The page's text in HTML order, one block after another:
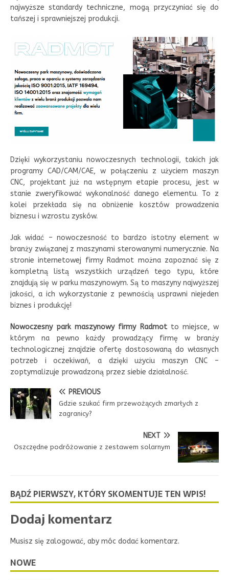
najwyższe standardy techniczne, mogą przyczyniać się do
tańszej i sprawniejszej produkcji.
Dzięki wykorzystaniu nowoczesnych technologii, takich jak
programy CAD/CAM/CAE, w połączeniu z użyciem maszyn
CNC, projektant już na wstępnym etapie procesu, jest w
stanie zweryfikować wykonalność danego elementu. To z
kolei przekłada się na obniżenie kosztów prowadzenia
biznesu i wzrostu zysków.
Jak widać – nowoczesność to bardzo istotny element w
branży związanej z maszynami sterowanymi numerycznie. Na
stronie internetowej firmy Radmot można zapoznać się z
kompletną listą wszystkich urządzeń tego typu, które
znajdują się w parku maszynowym. Są to maszyny najwyższej
jakości, a ich wykorzystanie z pewnością usprawni niejeden
biznes i produkcję!
Nowoczesny park maszynowy firmy Radmotto miejsce, w
którym na pewno każdy prowadzący firmę w branży
technologicznej znajdzie ofertę dostosowaną do własnych
potrzeb i oczekiwań, a dzięki użyciu maszyn CNC –
zoptymalizuje prowadzoną przez siebie działalność.
PREVIOUS
Gdzie szukać firm przewożących zmarłych z
zagranicy?
NEXT
Oszczędne podróżowanie z zestawem solarnym
BĄDŹ PIERWSZY, KTÓRY SKOMENTUJE TEN WPIS!
Dodaj komentarz
Musisz się zalogować, aby móc dodać komentarz.
NOWE